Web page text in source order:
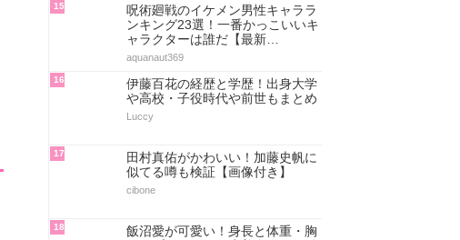
15
呪術廻戦のイケメン男性キャララ
ンキング23選！一番かっこいいキ
ャラクターは誰だ【最新…
aquanaut369
16
伊藤百花の経歴と学歴！出身大学
や高校・子役時代や前世もまとめ
Luccy
17
田村真佑がかわいい！加藤史帆に
似てる噂も検証【画像付き】
cibone
18
飯沼愛が可愛い！身長と体重・胸